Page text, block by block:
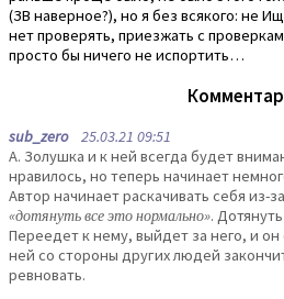
(ЗВ наверное?), но я без всякого: не
нет проверять, приезжать с
просто бы ничего не испортить…
sub_zero25.03.21 09:51
А. Золушка и к ней всегда будет
нравилось, но теперь начинает
Автор начинает раскачивать себя из-
«дотянуть все это нормально».
Переедет к нему, выйдет за него, и он
ней со стороны других людей
ревновать.